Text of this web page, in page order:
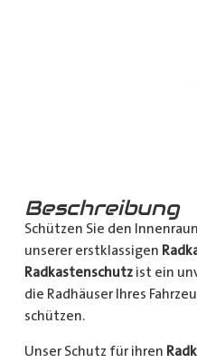
Beschreibung
Schützen Sie den
unserer erstklassigen
Radkastenschutzist ein
die Radhäuser Ihres
schützen.
Unser Schutz für ihren